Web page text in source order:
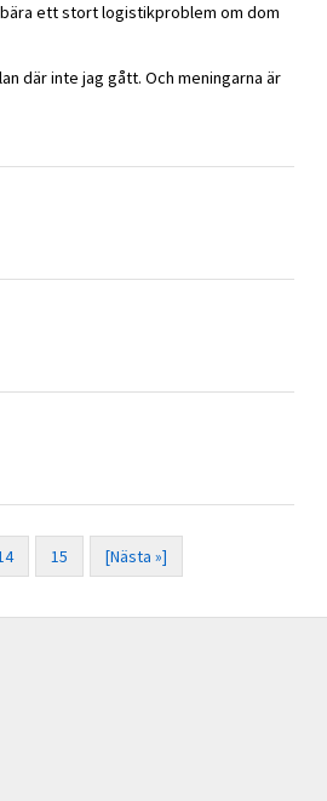
ett stort logistikproblem om dom
där inte jag gått. Och meningarna är
15 [Nästa »]